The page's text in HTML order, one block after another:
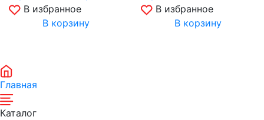
В избранное
В корзину
В избранное
В корзину
Главная
Каталог